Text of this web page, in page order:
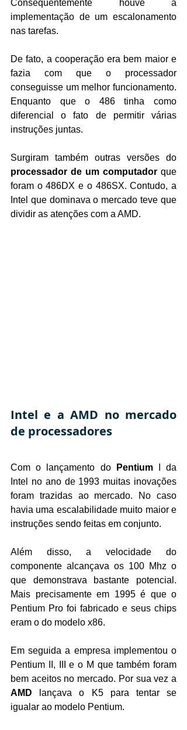
Consequentemente houve a
implementação de um escalonamento
nas tarefas.
De fato, a cooperação era bem maior e
fazia com que o processador
conseguisse um melhor funcionamento.
Enquanto que o 486 tinha como
diferencial o fato de permitir várias
instruções juntas.
processador de um computador que
foram o 486DX e o 486SX. Contudo, a
Intel que dominava o mercado teve que
dividir as atenções com a AMD.
Intel e a AMD no mercado
de processadores
Com o lançamento do Pentium I da
Intel no ano de 1993 muitas inovações
foram trazidas ao mercado. No caso
havia uma escalabilidade muito maior e
instruções sendo feitas em conjunto.
Além disso, a velocidade do
componente alcançava os 100 Mhz o
que demonstrava bastante potencial.
Mais precisamente em 1995 é que o
Pentium Pro foi fabricado e seus chips
eram o do modelo x86.
Em seguida a empresa implementou o
Pentium II, III e o M que também foram
AMD lançava o K5 para tentar se
igualar ao modelo Pentium.